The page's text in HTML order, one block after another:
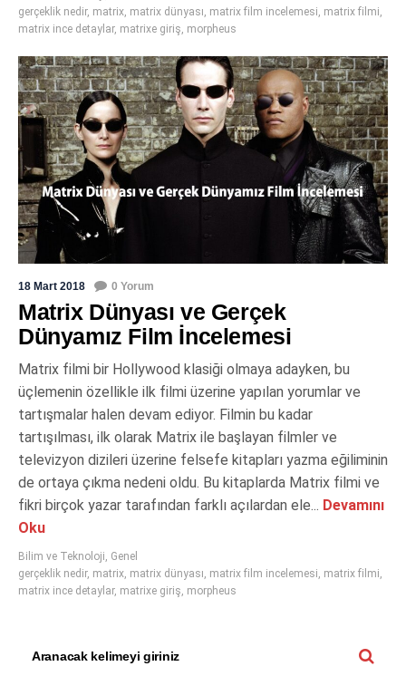
gerçeklik nedir, matrix, matrix dünyası, matrix film incelemesi, matrix filmi,
matrix ince detaylar, matrixe giriş, morpheus
18 Mart 2018 0 Yorum
Matrix Dünyası ve Gerçek
Dünyamız Film İncelemesi
Matrix filmi bir Hollywood klasiği olmaya adayken, bu
üçlemenin özellikle ilk filmi üzerine yapılan yorumlar ve
tartışmalar halen devam ediyor. Filmin bu kadar
tartışılması, ilk olarak Matrix ile başlayan filmler ve
televizyon dizileri üzerine felsefe kitapları yazma eğiliminin
de ortaya çıkma nedeni oldu. Bu kitaplarda Matrix filmi ve
fikri birçok yazar tarafından farklı açılardan ele... Devamını
Oku
Bilim ve Teknoloji, Genel
gerçeklik nedir, matrix, matrix dünyası, matrix film incelemesi, matrix filmi,
matrix ince detaylar, matrixe giriş, morpheus